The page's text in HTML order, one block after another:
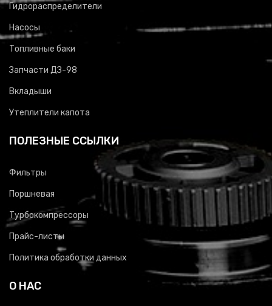
Гидрораспределители
Насосы
Топливные баки
Запчасти ДЗ-98
Вкладыши
Утеплители капота
ПОЛЕЗНЫЕ ССЫЛКИ
Фильтры
Поршневая
Турбокомпрессоры
Прайс-листы
Политика обработки данных
О НАС